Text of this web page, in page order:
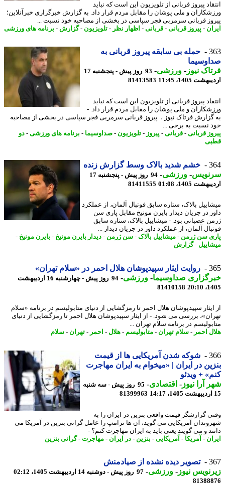
پیروز قربانی از تلویزیون این است که نباید
و ملی پوشان را مقابل مردم قرار داد. به گزارش خبرگزاری خبرآنلاین؛
قربانی سرمربی فجر سپاسی در بخشی از مصاحبه خود نسبت ...
- پیروز قربانی -قربانی -اظهار نظر -تلویزیون -گزارش -برنامه های ورزشی
حمله بی سابقه پیروز قربانی به
نیوز-ورزشی-
93 روز پیش - پنجشنبه 17
1405، 11:45
81413583
پیروز قربانی از تلویزیون این است که نباید
و ملی پوشان را مقابل مردم قرار داد. -
فرتاک نیوز ، پیروز قربانی سرمربی فجر سپاسی در بخشی از مصاحبه
نسبت به برخی ...
قربانی -قربانی -پیروز- تلویزیون -صداوسیما-برنامه های ورزشی -دو
خشم شدید بالاک وسط گزارش زنده
-ورزشی-
94 روز پیش - پنجشنبه 17
1405، 01:08
81411555
بالاک، ستاره سابق فوتبال آلمان، از عملکرد
در جریان دیدار بایرن مونیخ مقابل پاری سن
عصبانی بود. - میشاییل بالاک، ستاره سابق
آلمان، از عملکرد داور در جریان دیدار ...
سن ژرمن -میشاییل بالاک-سن ژرمن -دیدار بایرن مونیخ-بایرن مونیخ-
-گزارش
روایت ایثار سپیدپوشان هلال احمر در «سلام تهران»
صداوسیما-ورزشی-
94 روز پیش - چهارشنبه 16 اردیبهشت
81410158
سپیدپوشان هلال احمر تا رمزگشایی از دنیای متابولیسم در برنامه «سلام
بررسی می شود. - از ایثار سپیدپوشان هلال احمر تا رمزگشایی از دنیای
در برنامه سلام تهران ...
احمر -سلام تهران- متابولیسم-هلال -احمر -تهران- سلام
شوکه شدن آمریکایی ها از قیمت
در ایران | «میخوام به ایران مهاجرت
+ ویدئو
آرا نیوز-اقتصادی-
95 روز پیش - سه شنبه
81399963
گزارشگر قیمت واقعی بنزین در ایران را به
آمریکایی می گوید، آن ها ترامپ را عامل گرانی بنزین در آمریکا می
و می گویند یعنی باید به ایران مهاجرت کنم؟ -
- آمریکا- آمریکایی-بنزین- در ایران - مهاجرت- گرانی بنزین
تصویر دیده نشده از صیادمنش
نیوز-ورزشی-97 روز پیش - دوشنبه 14 اردیبهشت 1405، 02:12